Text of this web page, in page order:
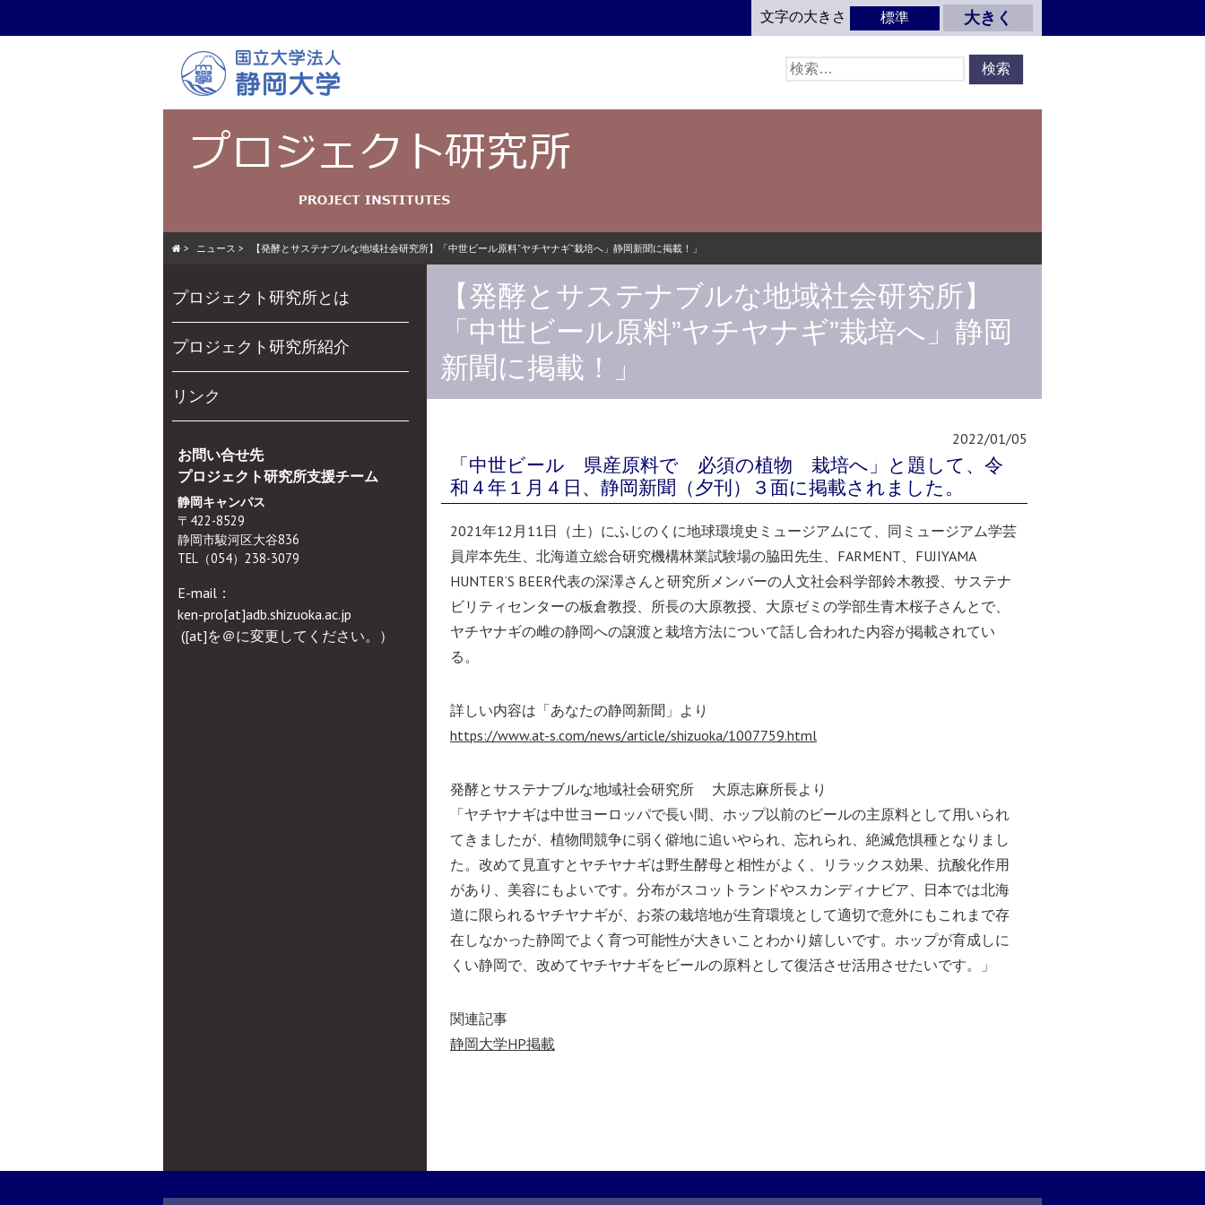
to
文字の大きさ 標準 大きく
検
索:
> ニュース > 【発酵とサステナブルな地域社会研究所】「中世ビール原料”ヤチヤナギ”栽培へ」静岡新聞に掲載！」
to
content
プロジェクト研究所とは
プロジェクト研究所紹介
リンク
お問い合せ先
プロジェクト研究所支援チーム
静岡キャンパス
〒422-8529
静岡市駿河区大谷836
TEL（054）238-3079
E-mail：
ken-pro[at]adb.shizuoka.ac.jp
([at]を＠に変更してください。）
【発酵とサステナブルな地域社会研究所】
「中世ビール原料”ヤチヤナギ”栽培へ」静岡
新聞に掲載！」
2022/01/05
「中世ビール 県産原料で 必須の植物 栽培へ」と題して、令
和４年１月４日、静岡新聞（夕刊）３面に掲載されました。
2021年12月11日（土）にふじのくに地球環境史ミュージアムにて、同ミュージアム学芸
員岸本先生、北海道立総合研究機構林業試験場の脇田先生、FARMENT、FUJIYAMA
HUNTER‘S BEER代表の深澤さんと研究所メンバーの人文社会科学部鈴木教授、サステナ
ビリティセンターの板倉教授、所長の大原教授、大原ゼミの学部生青木桜子さんとで、
ヤチヤナギの雌の静岡への譲渡と栽培方法について話し合われた内容が掲載されてい
る。
詳しい内容は「あなたの静岡新聞」より
https://www.at-s.com/news/article/shizuoka/1007759.html
発酵とサステナブルな地域社会研究所 大原志麻所長より
「ヤチヤナギは中世ヨーロッパで長い間、ホップ以前のビールの主原料として用いられ
てきましたが、植物間競争に弱く僻地に追いやられ、忘れられ、絶滅危惧種となりまし
た。改めて見直すとヤチヤナギは野生酵母と相性がよく、リラックス効果、抗酸化作用
があり、美容にもよいです。分布がスコットランドやスカンディナビア、日本では北海
道に限られるヤチヤナギが、お茶の栽培地が生育環境として適切で意外にもこれまで存
在しなかった静岡でよく育つ可能性が大きいことわかり嬉しいです。ホップが育成しに
くい静岡で、改めてヤチヤナギをビールの原料として復活させ活用させたいです。」
関連記事
静岡大学HP掲載